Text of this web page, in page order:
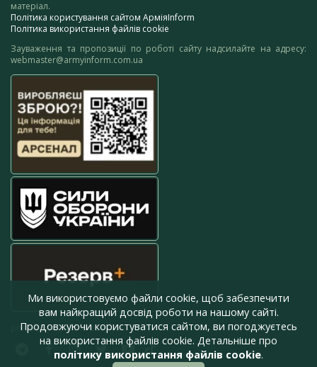
матеріал.
Політика користування сайтом АрміяInform
Політика використання файлів cookie
Зауваження та пропозиції по роботі сайту надсилайте на адресу:
webmaster@armyinform.com.ua
press@armyinform.com.ua
Ми використовуємо файли cookie, щоб забезпечити
вам найкращий досвід роботи на нашому сайті.
Продовжуючи користуватися сайтом, ви погоджуєтесь
на використання файлів cookie. Детальніше про
політику використання файлів cookie.